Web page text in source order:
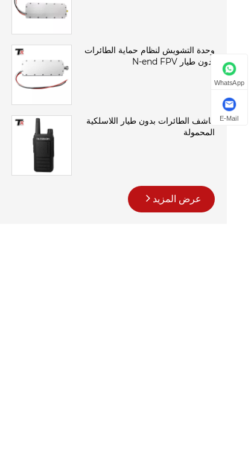
وحدة التشويش لنظام حماية الطائرات
بدون طيار N-end FPV
كاشف الطائرات بدون طيار اللاسلكية
المحمولة
عرض المزيد
WhatsApp
E-Mail